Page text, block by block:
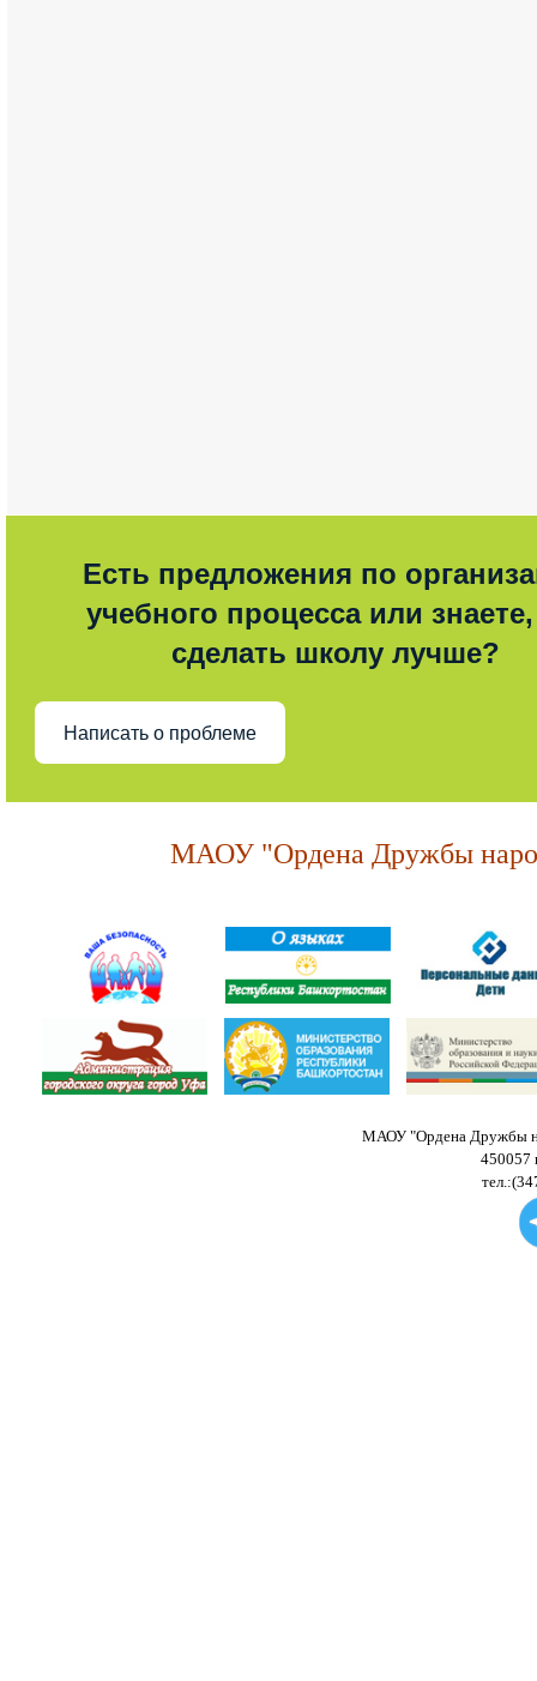
Есть предложения по
учебного процесса или знаете,
сделать школу лучше?
Написать о проблеме
МАОУ "Ордена Дружбы
МАОУ "Ордена Дружбы
450057